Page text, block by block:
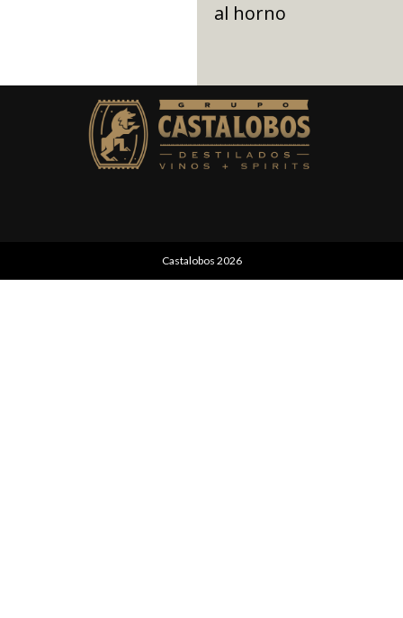
al horno
Castalobos 2026